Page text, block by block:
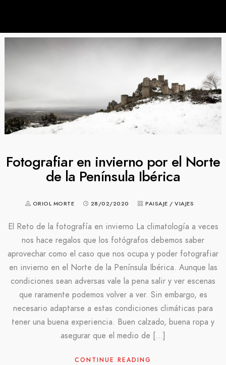
Fotografiar en invierno por el Norte
de la Península Ibérica
ORIOL MORTE 28/02/2020 PAISAJE /VIAJES
El Reto de la fotografía en invierno La climatología a veces
nos hace regalos que los fotógrafos debemos saber
aprovechar como el caso que nos ocupa y poder fotografiar
en invierno en el Norte de la Península Ibérica. Aunque las
condiciones sean adversas vale la pena salir y ver escenas
que raramente podemos volver a ver. Sin embargo, es
necesario adaptarse a estas condiciones climáticas para
tener una buena experiencia. Buen calzado, buena ropa y
asegurar que el medio de […]
CONTINUE READING